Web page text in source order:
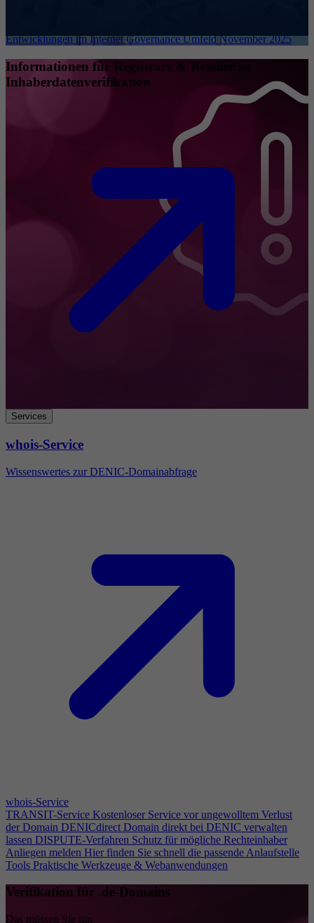
Entwicklungen im Internet Governance Umfeld November 2025
Informationen für Registrare & Reseller zu
Inhaberdatenverifikation
Services
whois-Service
Wissenswertes zur DENIC-Domainabfrage
whois-Service
TRANSIT-Service Kostenloser Service vor ungewolltem Verlust
der Domain DENICdirect Domain direkt bei DENIC verwalten
lassen DISPUTE-Verfahren Schutz für mögliche Rechteinhaber
Anliegen melden Hier finden Sie schnell die passende Anlaufstelle
Tools Praktische Werkzeuge & Webanwendungen
Verifikation für .de-Domains
Das müssen Sie tun